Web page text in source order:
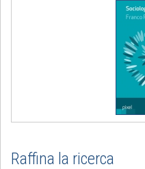
Raffina la ricerca